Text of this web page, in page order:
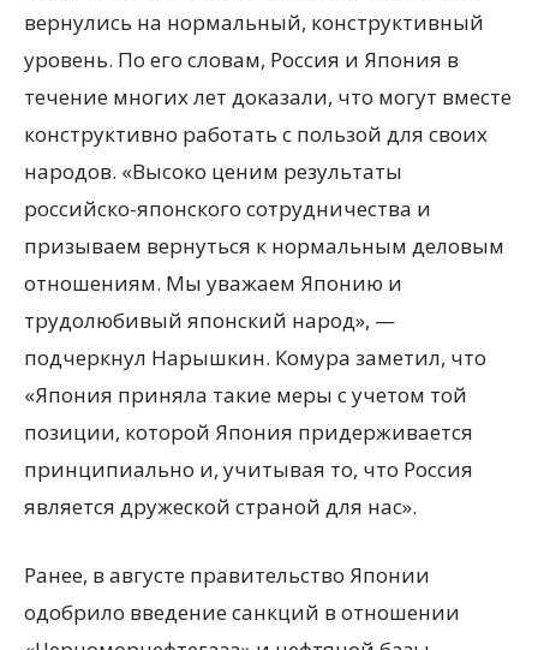
вернулись на нормальный, конструктивный
уровень. По его словам, Россия и Япония в
течение многих лет доказали, что могут вместе
конструктивно работать с пользой для своих
народов. «Высоко ценим результаты
российско-японского сотрудничества и
призываем вернуться к нормальным деловым
отношениям. Мы уважаем Японию и
трудолюбивый японский народ», —
подчеркнул Нарышкин. Комура заметил, что
«Япония приняла такие меры с учетом той
позиции, которой Япония придерживается
принципиально и, учитывая то, что Россия
является дружеской страной для нас».
Ранее, в августе правительство Японии
одобрило введение санкций в отношении